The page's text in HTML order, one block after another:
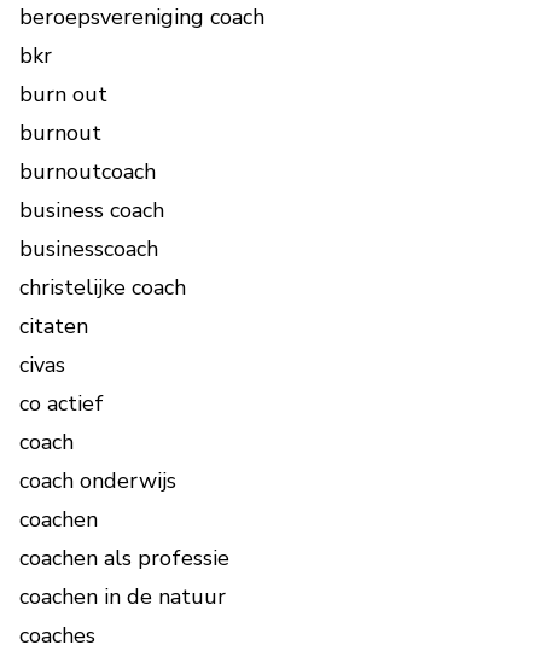
beroepsvereniging coach
bkr
burn out
burnout
burnoutcoach
business coach
businesscoach
christelijke coach
citaten
civas
co actief
coach
coach onderwijs
coachen
coachen als professie
coachen in de natuur
coaches